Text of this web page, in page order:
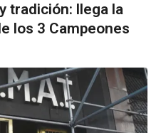
tradición: llega la
los 3 Campeones